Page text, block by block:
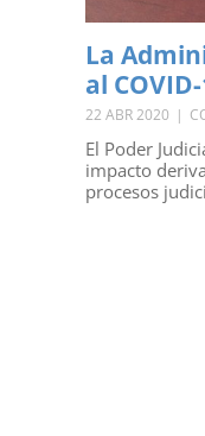
La
al
22 ABR 2020 |
El Poder
impacto
procesos